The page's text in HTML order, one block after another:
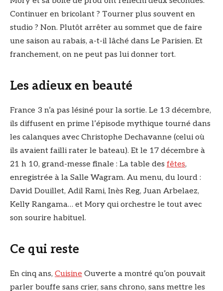
Continuer en bricolant ? Tourner plus souvent en
studio ? Non. Plutôt arrêter au sommet que de faire
une saison au rabais, a-t-il lâché dans Le Parisien. Et
franchement, on ne peut pas lui donner tort.
Les adieux en beauté
France 3 n’a pas lésiné pour la sortie. Le 13 décembre,
ils diffusent en prime l’épisode mythique tourné dans
les calanques avec Christophe Dechavanne (celui où
ils avaient failli rater le bateau). Et le 17 décembre à
21 h 10, grand-messe finale : La table des fêtes,
enregistrée à la Salle Wagram. Au menu, du lourd :
David Douillet, Adil Rami, Inès Reg, Juan Arbelaez,
Kelly Rangama… et Mory qui orchestre le tout avec
son sourire habituel.
Ce qui reste
En cinq ans, Cuisine Ouverte a montré qu’on pouvait
parler bouffe sans crier, sans chrono, sans mettre les